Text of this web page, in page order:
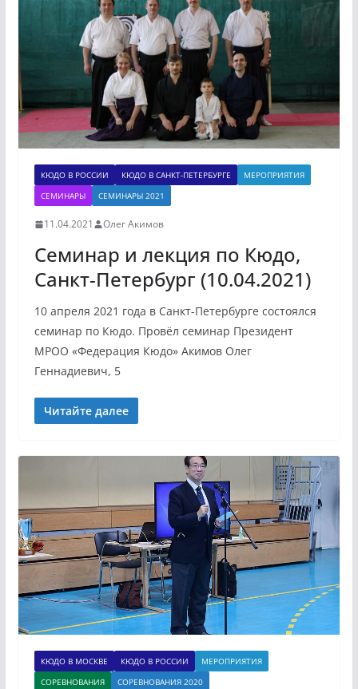
КЮДО В РОССИИ КЮДО В САНКТ-ПЕТЕРБУРГЕ
МЕРОПРИЯТИЯ
СЕМИНАРЫ
СЕМИНАРЫ 2021
11.04.2021 Олег Акимов
Семинар и лекция по Кюдо,
Санкт-Петербург (10.04.2021)
10 апреля 2021 года в Санкт-Петербурге состоялся
семинар по Кюдо. Провёл семинар Президент
МРОО «Федерация Кюдо» Акимов Олег
Геннадиевич, 5
Читайте далее
КЮДО В МОСКВЕ КЮДО В РОССИИ
МЕРОПРИЯТИЯ
СОРЕВНОВАНИЯ
СОРЕВНОВАНИЯ 2020